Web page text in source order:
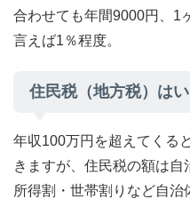
合わせても年間9000円、1
言えば1％程度。
住民税（地方税）は
年収100万円を超えてくる
きますが、住民税の額は自
所得割・世帯割りなど自